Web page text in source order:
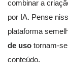
combinar a
por IA. Pense
plataforma
de uso tornam-
conteúdo.